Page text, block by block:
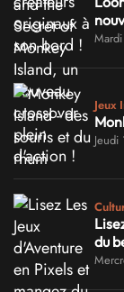
Jeux
du